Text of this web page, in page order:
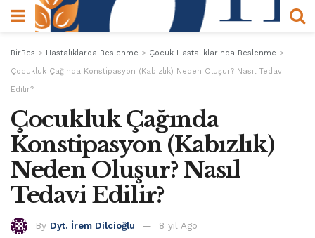
BirBes > Hastalıklarda Beslenme > Çocuk Hastalıklarında Beslenme >
Çocukluk Çağında Konstipasyon (Kabızlık) Neden Oluşur? Nasıl Tedavi
Edilir?
Çocukluk Çağında
Konstipasyon (Kabızlık)
Neden Oluşur? Nasıl
Tedavi Edilir?
By Dyt. İrem Dilcioğlu 8 yıl Ago